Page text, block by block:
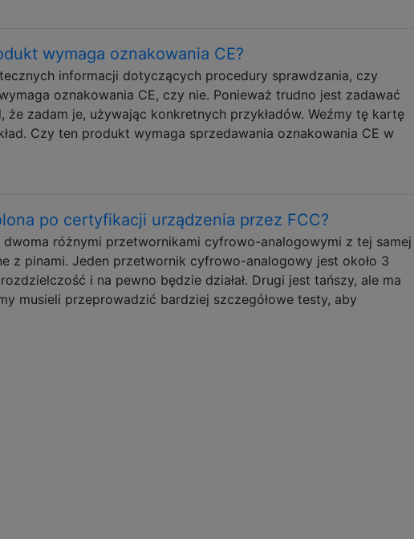
wymaga oznakowania CE?
informacji dotyczących procedury sprawdzania, czy
oznakowania CE, czy nie. Ponieważ trudno jest zadawać
zadam je, używając konkretnych przykładów. Weźmy tę kartę
Czy ten produkt wymaga sprzedawania oznakowania CE w
po certyfikacji urządzenia przez FCC?
różnymi przetwornikami cyfrowo-analogowymi z tej samej
z pinami. Jeden przetwornik cyfrowo-analogowy jest około 3
i na pewno będzie działał. Drugi jest tańszy, ale ma
musieli przeprowadzić bardziej szczegółowe testy, aby